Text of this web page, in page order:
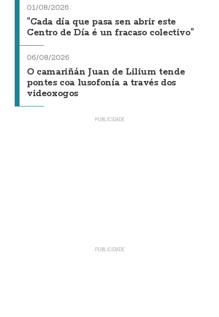
01/08/2026
"Cada día que pasa sen abrir este
Centro de Día é un fracaso colectivo"
06/08/2026
O camariñán Juan de Lilium tende
pontes coa lusofonía a través dos
videoxogos